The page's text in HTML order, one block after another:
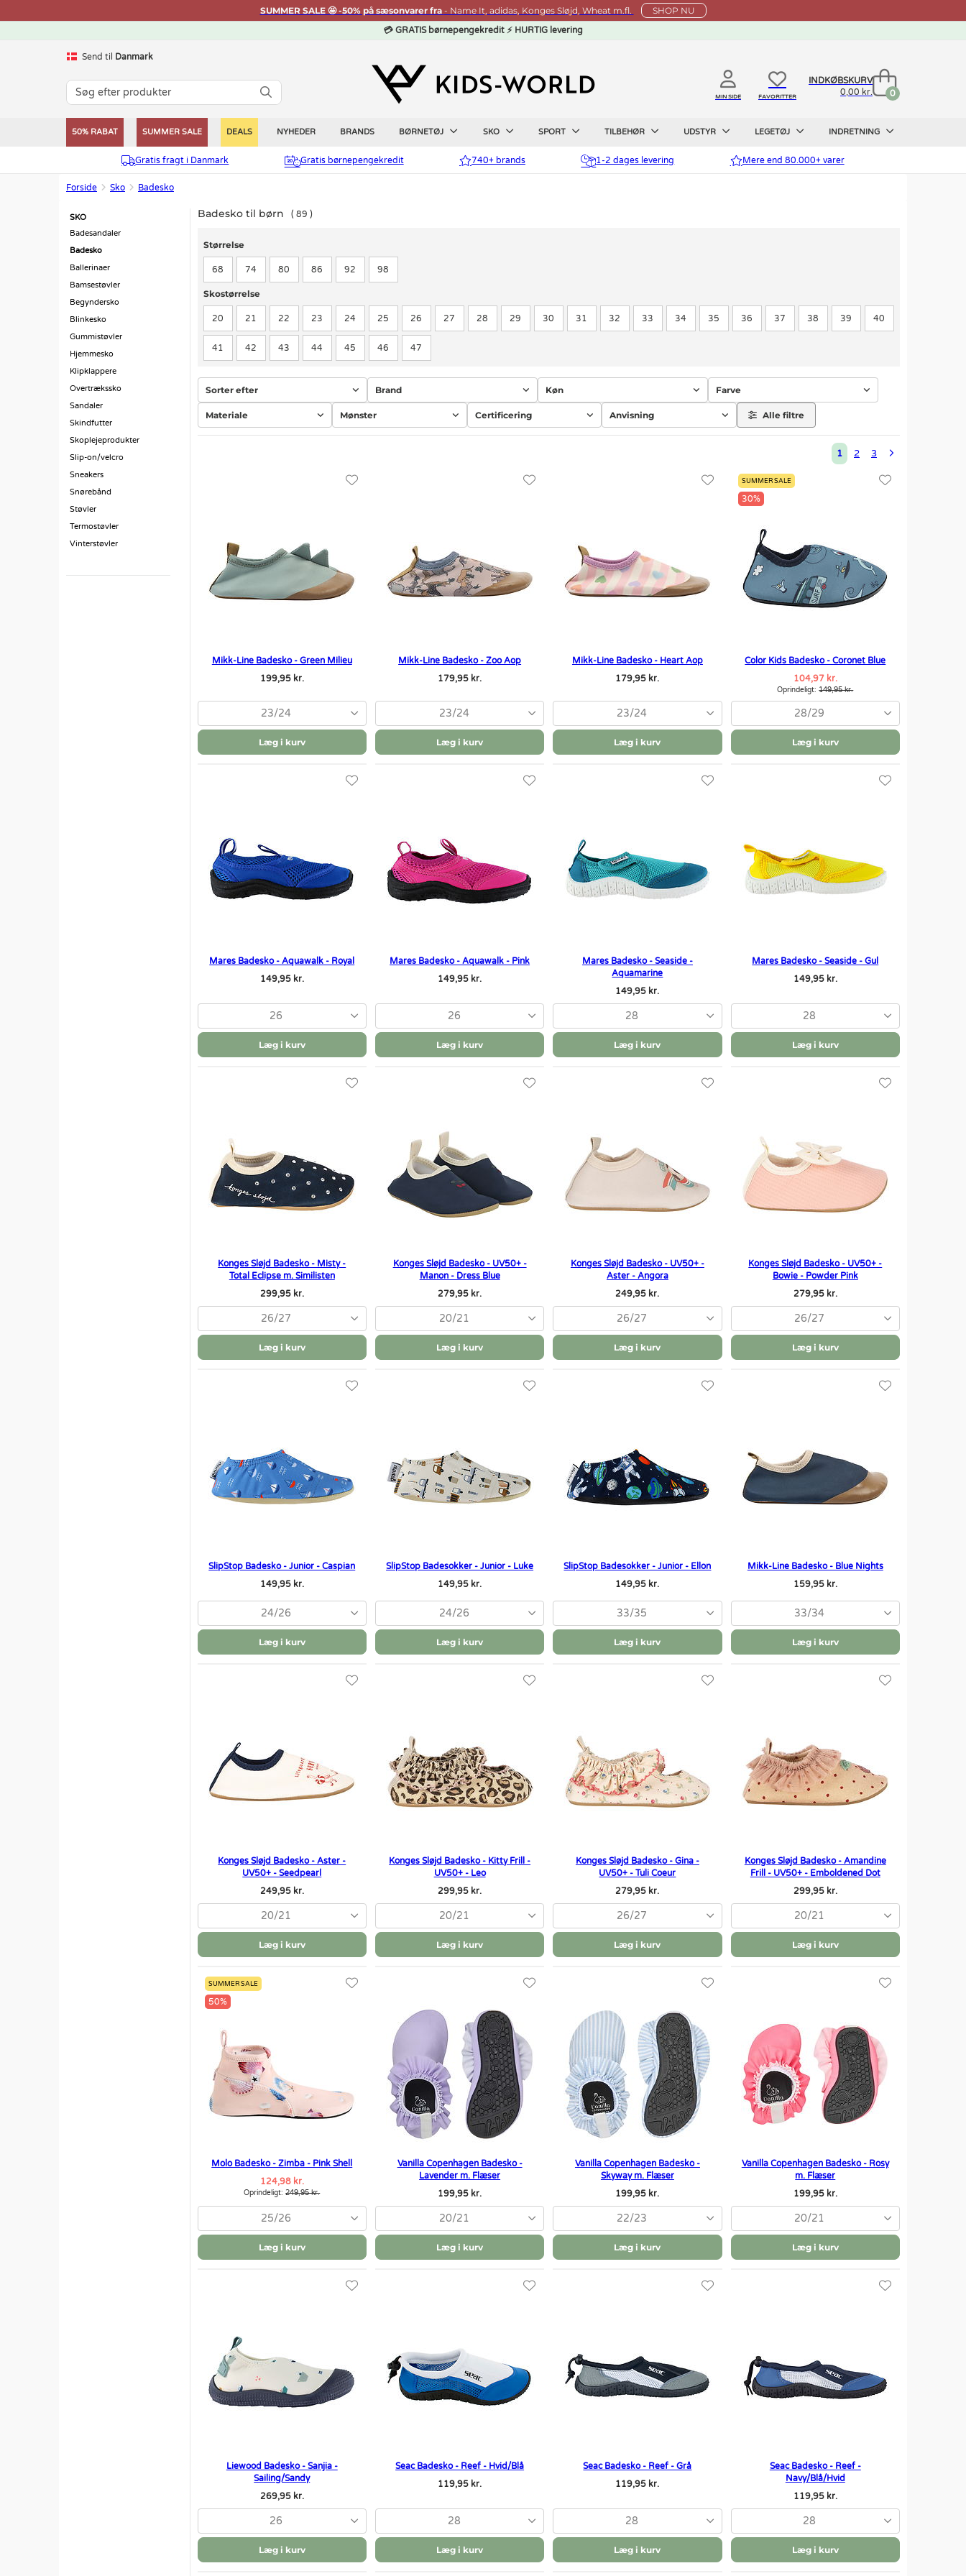
SUMMER SALE 🤩 -50% på sæsonvarer fra - Name It, adidas, Konges Sløjd, Wheat m.fl. SHOP NU
💳 GRATIS børnepengekredit ⚡ HURTIG levering
Send til Danmark
MIN SIDE FAVORITTER
INDKØBSKURV
0,00 kr.
0
50% RABAT SUMMER SALE DEALS NYHEDER BRANDS BØRNETØJ SKO SPORT TILBEHØR UDSTYR LEGETØJ INDRETNING
Gratis fragt i Danmark Gratis børnepengekredit 740+ brands 1-2 dages levering Mere end 80.000+ varer
Forside Sko Badesko
SKO
Badesandaler
Badesko
Ballerinaer
Bamsestøvler
Begyndersko
Blinkesko
Gummistøvler
Hjemmesko
Klipklappere
Overtrækssko
Sandaler
Skindfutter
Skoplejeprodukter
Slip-on/velcro
Sneakers
Snørebånd
Støvler
Termostøvler
Vinterstøvler
Badesko til børn 89
Størrelse
68 74 80 86 92
98
Skostørrelse
20 21 22 23 24 25 26 27 28 29 30 31 32 33 34 35 36 37 38 39 40
41 42 43 44 45 46 47
Sorter efter Brand Køn Farve
Materiale Mønster Certificering Anvisning Alle filtre
1 2 3
Mikk-Line Badesko - Green Milieu
199,95 kr.
23/24
Læg i kurv
Mikk-Line Badesko - Zoo Aop
179,95 kr.
23/24
Læg i kurv
Mikk-Line Badesko - Heart Aop
179,95 kr.
23/24
Læg i kurv
SUMMER SALE
30%
Color Kids Badesko - Coronet Blue
104,97 kr.
Oprindeligt:149,95 kr.
28/29
Læg i kurv
Mares Badesko - Aquawalk - Royal
149,95 kr.
26
Læg i kurv
Mares Badesko - Aquawalk - Pink
149,95 kr.
26
Læg i kurv
Mares Badesko - Seaside -
Aquamarine
149,95 kr.
28
Læg i kurv
Mares Badesko - Seaside - Gul
149,95 kr.
28
Læg i kurv
Konges Sløjd Badesko - Misty -
Total Eclipse m. Similisten
299,95 kr.
26/27
Læg i kurv
Konges Sløjd Badesko - UV50+ -
Manon - Dress Blue
279,95 kr.
20/21
Læg i kurv
Konges Sløjd Badesko - UV50+ -
Aster - Angora
249,95 kr.
26/27
Læg i kurv
Konges Sløjd Badesko - UV50+ -
Bowie - Powder Pink
279,95 kr.
26/27
Læg i kurv
SlipStop Badesko - Junior - Caspian
149,95 kr.
24/26
Læg i kurv
SlipStop Badesokker - Junior - Luke
149,95 kr.
24/26
Læg i kurv
SlipStop Badesokker - Junior - Ellon
149,95 kr.
33/35
Læg i kurv
Mikk-Line Badesko - Blue Nights
159,95 kr.
33/34
Læg i kurv
Konges Sløjd Badesko - Aster -
UV50+ - Seedpearl
249,95 kr.
20/21
Læg i kurv
Konges Sløjd Badesko - Kitty Frill -
UV50+ - Leo
299,95 kr.
20/21
Læg i kurv
Konges Sløjd Badesko - Gina -
UV50+ - Tuli Coeur
279,95 kr.
26/27
Læg i kurv
Konges Sløjd Badesko - Amandine
Frill - UV50+ - Emboldened Dot
299,95 kr.
20/21
Læg i kurv
SUMMER SALE
50%
Molo Badesko - Zimba - Pink Shell
124,98 kr.
Oprindeligt:249,95 kr.
25/26
Læg i kurv
Vanilla Copenhagen Badesko -
Lavender m. Flæser
199,95 kr.
20/21
Læg i kurv
Vanilla Copenhagen Badesko -
Skyway m. Flæser
199,95 kr.
22/23
Læg i kurv
Vanilla Copenhagen Badesko - Rosy
m. Flæser
199,95 kr.
20/21
Læg i kurv
Liewood Badesko - Sanjia -
Sailing/Sandy
269,95 kr.
26
Læg i kurv
Seac Badesko - Reef - Hvid/Blå
119,95 kr.
28
Læg i kurv
Seac Badesko - Reef - Grå
119,95 kr.
28
Læg i kurv
Seac Badesko - Reef -
Navy/Blå/Hvid
119,95 kr.
28
Læg i kurv